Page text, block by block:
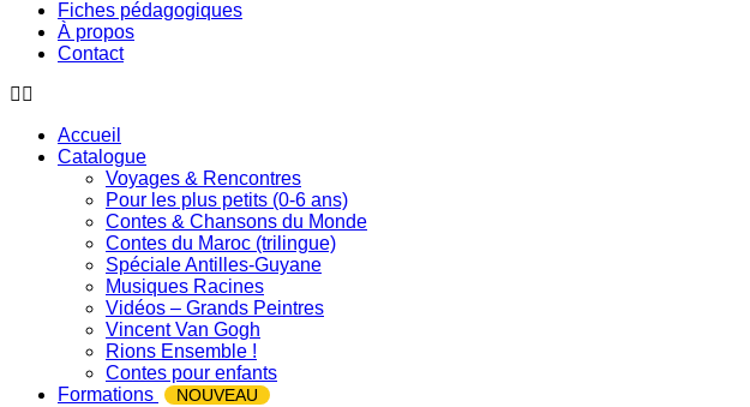
Fiches pédagogiques
À propos
Contact
Accueil
Catalogue
Voyages & Rencontres
Pour les plus petits (0-6 ans)
Contes & Chansons du Monde
Contes du Maroc (trilingue)
Spéciale Antilles-Guyane
Musiques Racines
Vidéos – Grands Peintres
Vincent Van Gogh
Rions Ensemble !
Contes pour enfants
Formations
NOUVEAU